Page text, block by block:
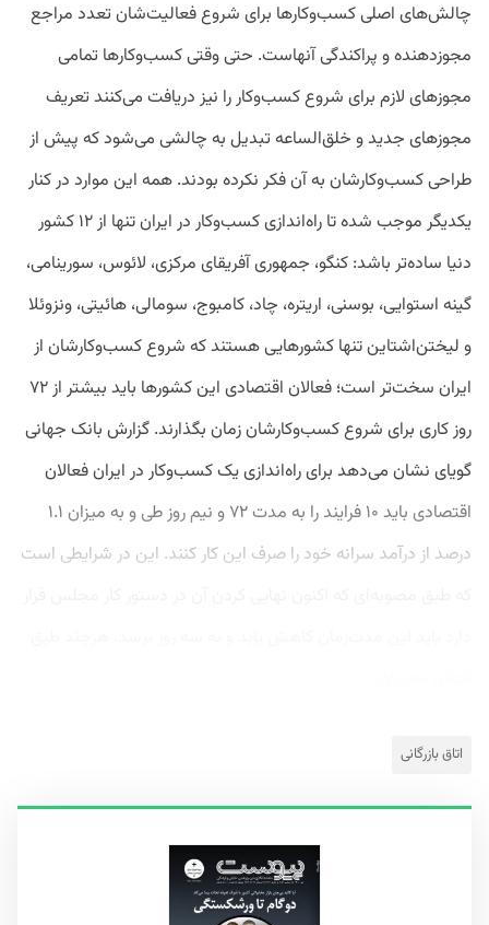
چالش‌های اصلی کسب‌وکارها برای شروع فعالیت‌شان تعدد مراجع
مجوزدهنده و پراکندگی آنهاست. حتی وقتی کسب‌وکارها تمامی
مجوزهای لازم برای شروع کسب‌وکار را نیز دریافت می‌کنند تعریف
مجوزهای جدید و خلق‌الساعه تبدیل به چالشی می‌شود که پیش از
طراحی کسب‌وکارشان به آن فکر نکرده بودند. همه این موارد در کنار
یکدیگر موجب شده تا راه‌اندازی کسب‌وکار در ایران تنها از ۱۲ کشور
دنیا ساده‌تر باشد: کنگو، جمهوری آفریقای مرکزی، لائوس، سورینامی،
گینه استوایی، بوسنی، اریتره، چاد، کامبوج، سومالی، هائیتی، ونزوئلا
و لیختن‌اشتاین تنها کشورهایی هستند که شروع کسب‌وکارشان از
ایران سخت‌تر است؛ فعالان اقتصادی این کشورها باید بیشتر از ۷۲
روز کاری برای شروع کسب‌وکارشان زمان بگذارند. گزارش بانک جهانی
گویای نشان می‌دهد برای راه‌اندازی یک کسب‌وکار در ایران فعالان
اقتصادی باید ۱۰ فرایند را به مدت ۷۲ و نیم روز طی و به میزان ۱.۱
درصد از درآمد سرانه خود را صرف این کار کنند. این در شرایطی است
اتاق بازرگانی